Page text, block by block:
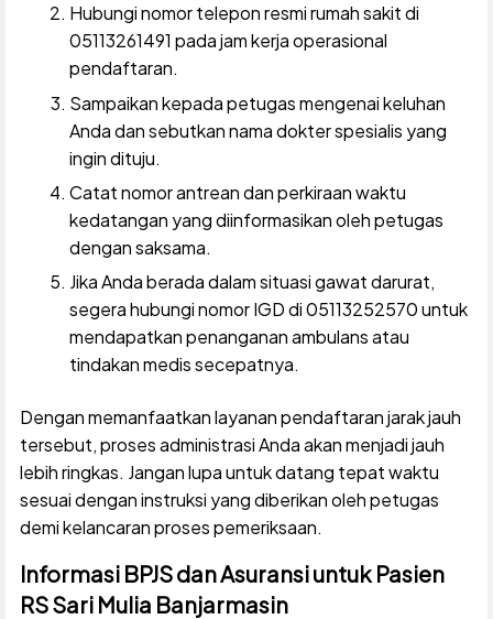
Hubungi nomor telepon resmi rumah sakit di
05113261491 pada jam kerja operasional
pendaftaran.
Sampaikan kepada petugas mengenai keluhan
Anda dan sebutkan nama dokter spesialis yang
ingin dituju.
Catat nomor antrean dan perkiraan waktu
kedatangan yang diinformasikan oleh petugas
dengan saksama.
Jika Anda berada dalam situasi gawat darurat,
segera hubungi nomor IGD di 05113252570 untuk
mendapatkan penanganan ambulans atau
tindakan medis secepatnya.
Dengan memanfaatkan layanan pendaftaran jarak jauh
tersebut, proses administrasi Anda akan menjadi jauh
lebih ringkas. Jangan lupa untuk datang tepat waktu
sesuai dengan instruksi yang diberikan oleh petugas
demi kelancaran proses pemeriksaan.
Informasi BPJS dan Asuransi untuk Pasien
RS Sari Mulia Banjarmasin